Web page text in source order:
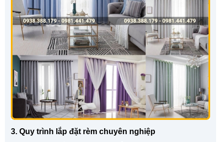
3. Quy trình lắp đặt rèm chuyên nghiệp